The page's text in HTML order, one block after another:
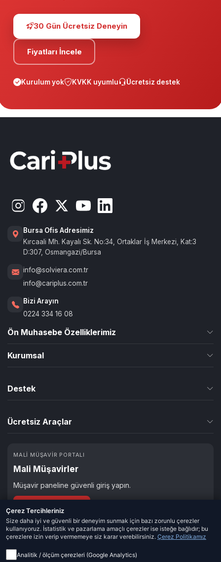
30 Gün Ücretsiz Deneyin
Fiyatları İncele
Kurulum yok KVKK uyumlu Ücretsiz destek
Bursa Ofis Adresimiz
Kırcaali Mh. Kayalı Sk. No:34, Ortaklar İş Merkezi, Kat:3
D:307, Osmangazi/Bursa
info@solviera.com.tr
info@cariplus.com.tr
Bizi Arayın
0224 334 16 08
Ön Muhasebe Özelliklerimiz
Cari Yönetimi
Banka-Kasa Yönetimi
İrsaliye Yönetimi
Teklif Yönetimi
Online Tahsilat
Personel Yönetimi
Özel Rapor Oluşturucu
Kurumsal
Destek
Blog & Makaleler
İletişim Formu
Ücretsiz Araçlar
Maaş Hesaplama
e-Fatura Mükellefi miyim?
MALI MÜŞAVIR PORTALI
Mali Müşavirler
Müşavir paneline güvenli giriş yapın.
Çerez Tercihleriniz
Size daha iyi ve güvenli bir deneyim sunmak için bazı zorunlu çerezler
kullanıyoruz. İstatistik ve pazarlama amaçlı çerezler ise isteğe bağlıdır; bu
çerezlere izin verip vermemeye siz karar verebilirsiniz. Çerez Politikamız
Analitik / ölçüm çerezleri (Google Analytics)